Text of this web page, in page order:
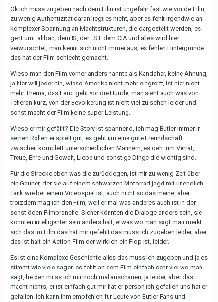
Ok ich muss zugeben nach dem Film ist ungefähr fast wie vor de Film,
zu wenig Authentizität daran liegt es nicht, aber es fehlt irgendwie an
komplexer Spannung an Machtstrukturen, die dargestellt werden, es
geht um Taliban, dem IS, der I.S.I. dem CIA und alles wird hier
verwurschtet, man kennt sich nicht immer aus, es fehlen Hintergründe
das hat der Film schlecht gemacht.
Wieso man den Film vorher anders nannte als Kandahar, keine Ahnung,
ja hier will jeder hin, wieso Amerika nicht mehr eingreift, ist hier nicht
mehr Thema, das Land geht vor die Hunde, man sieht auch was von
Teheran kurz, von der Bevölkerung ist nicht viel zu sehen leider und
sonst macht der Film keine super Leistung.
Wieso er mir gefällt? Die Story ist spannend, ich mag Butler immer in
seinen Rollen er spielt gut, es geht um eine gute Freundschaft
zwischen komplett unterschiedlichen Männern, es geht um Verrat,
Treue, Ehre und Gewalt, Liebe und sonstige Dinge die wichtig sind.
Für die Strecke eben was die zurücklegen, ist mir zu wenig Zeit über,
ein Gauner, der sie auf einem schwarzen Motorrad jagd mit unendlich
Tank wie bei einem Videospiel ist, auch nicht so das meine, aber
trotzdem mag ich den Film, weil er mal was anderes auch ist in der
sonst öden Filmbranche. Sicher könnten die Dialoge anders sein, sie
könnten intelligenter sein anders halt, etwas wo man sagt man merkt
sich das im Film das hat mir gefehlt das muss ich zugeben leider, aber
das ist halt ein Action-Film der wirklich ein Flop ist, leider.
Es ist eine Komplexe Geschichte alles das muss ich zugeben und ja es
stimmt wie viele sagen es fehlt an dem Film einfach sehr viel wo man
sagt, he den muss ich mir noch mal anschauen, ja leider, aber das
macht nichts, er ist einfach gut mir hat er persönlich gefallen uns hat er
gefallen. Ich kann ihm empfehlen für Leute von Butler Fans und